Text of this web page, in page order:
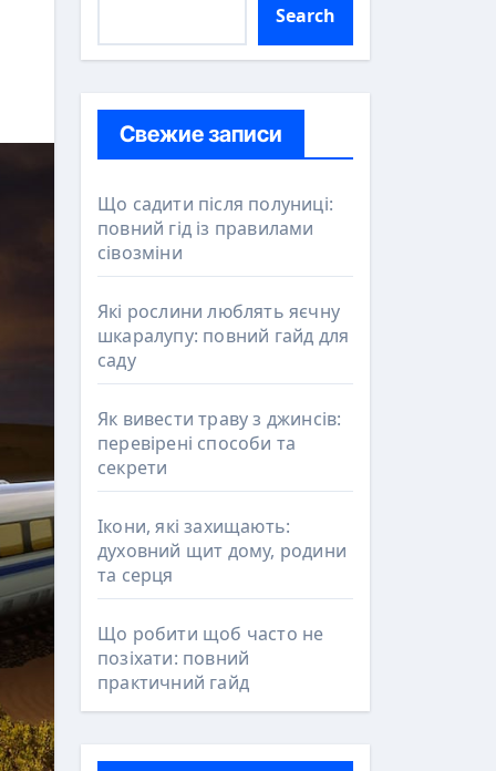
Search
Свежие записи
Що садити після полуниці:
повний гід із правилами
сівозміни
Які рослини люблять яєчну
шкаралупу: повний гайд для
саду
Як вивести траву з джинсів:
перевірені способи та
секрети
Ікони, які захищають:
духовний щит дому, родини
та серця
Що робити щоб часто не
позіхати: повний
практичний гайд